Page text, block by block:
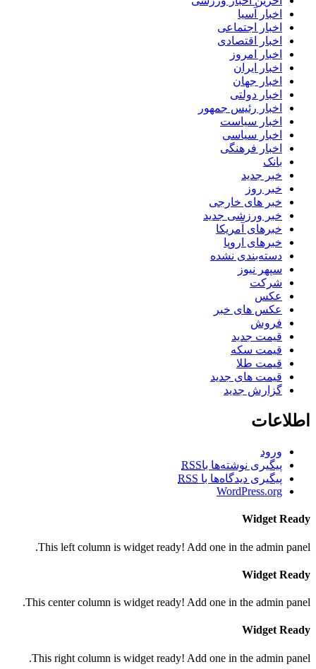
اخبار آسیا
اخبار اجتماعی
اخبار اقتصادی
اخبار امروز
اخبار ایران
اخبار جهان
اخبار دولتی
اخبار رئیس جمهور
اخبار سیاست
اخبار سیاسی
اخبار فرهنگی
بانک
خبر جدید
خبر روز
خبر های خارجی
خبر ورزشی جدید
خبرهای آمریکا
خبرهای اروپا
دسته‌بندی نشده
سپهر نیوز
شرکت
عکس
عکس های خبر
فروش
قیمت جدید
قیمت سکه
قیمت طلا
قیمت های جدید
گزارش جدید
اطلاعات
ورود
پیگیری نوشته‌ها باRSS
پیگیری دیدگاه‌ها با RSS
WordPress.org
Widget Ready
This left column is widget ready! Add one in the admin panel.
Widget Ready
This center column is widget ready! Add one in the admin panel.
Widget Ready
This right column is widget ready! Add one in the admin panel.